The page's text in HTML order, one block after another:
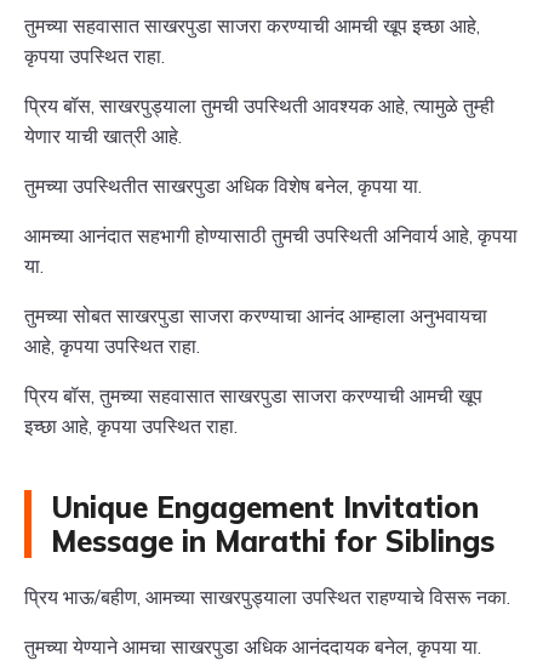
तुमच्या सहवासात साखरपुडा साजरा करण्याची आमची खूप इच्छा आहे,
कृपया उपस्थित राहा.
प्रिय बॉस, साखरपुड्याला तुमची उपस्थिती आवश्यक आहे, त्यामुळे तुम्ही
येणार याची खात्री आहे.
तुमच्या उपस्थितीत साखरपुडा अधिक विशेष बनेल, कृपया या.
आमच्या आनंदात सहभागी होण्यासाठी तुमची उपस्थिती अनिवार्य आहे, कृपया
या.
तुमच्या सोबत साखरपुडा साजरा करण्याचा आनंद आम्हाला अनुभवायचा
आहे, कृपया उपस्थित राहा.
प्रिय बॉस, तुमच्या सहवासात साखरपुडा साजरा करण्याची आमची खूप
इच्छा आहे, कृपया उपस्थित राहा.
Unique Engagement Invitation
Message in Marathi for Siblings
प्रिय भाऊ/बहीण, आमच्या साखरपुड्याला उपस्थित राहण्याचे विसरू नका.
तुमच्या येण्याने आमचा साखरपुडा अधिक आनंददायक बनेल, कृपया या.